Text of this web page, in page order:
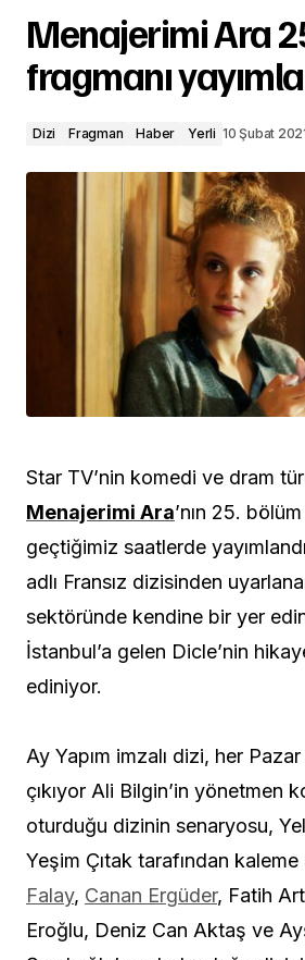
Menajerimi Ara
fragmanı
Dizi Fragman Haber Yerli 10 Şubat
Star TV’nin komedi ve dram
Menajerimi Ara’nın 25.
geçtiğimiz saatlerde
adlı Fransız dizisinden
sektöründe kendine bir yer
İstanbul’a gelen Dicle’nin
ediniyor.
Ay Yapım imzalı dizi, her
çıkıyor Ali Bilgin’in yönetmen
oturduğu dizinin senaryosu,
Yeşim Çıtak tarafından kaleme
Falay, Canan Ergüder, Fatih
Eroğlu, Deniz Can Aktaş ve